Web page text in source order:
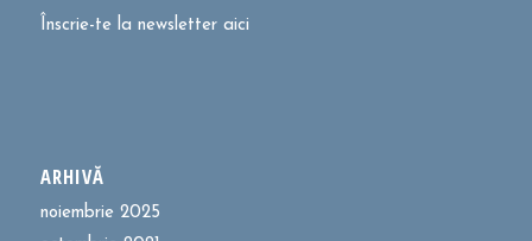
Înscrie-te la newsletter aici
ARHIVĂ
noiembrie 2025